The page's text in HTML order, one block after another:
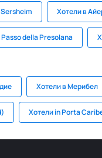
Хотели в
della Presolana
Хотели в Мерибел
Хотели in Porta